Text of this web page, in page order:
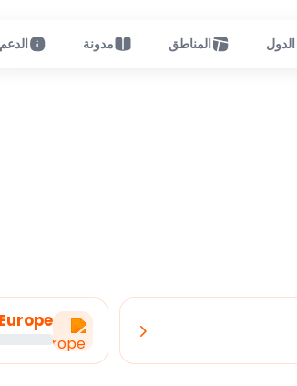
الدول المناطق مدونة الدعم
Europe